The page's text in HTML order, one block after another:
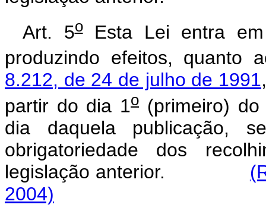
Art. 5oEsta Lei entra em
produzindo efeitos, quanto
8.212, de 24 de julho de 1991
partir do dia 1o(primeiro) do
dia daquela publicação,
obrigatoriedade dos
legislação anterior.
2004)